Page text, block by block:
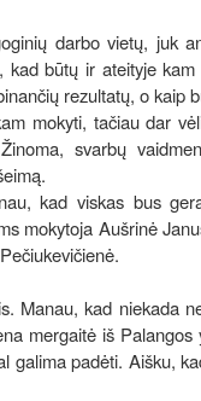
darbo vietų, juk
būtų ir ateityje
rezultatų, o kaip
mokyti, tačiau dar
svarbų
kad viskas bus
mokytoja Aušrinė
Manau, kad niekada
mergaitė iš
galima padėti. Aišku,